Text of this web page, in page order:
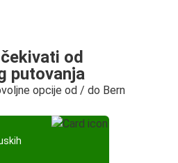
od
putovanja
opcije od / do Bern